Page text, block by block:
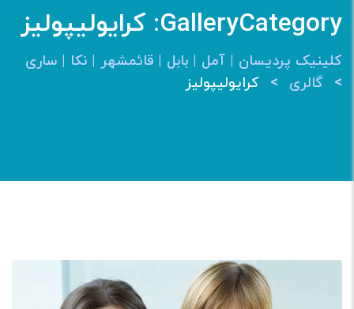
GalleryCategory: کرایولیپولیز
کلینیک پردیسان | آمل | بابل | قائمشهر | نکا | ساری
> گالری > کرایولیپولیز